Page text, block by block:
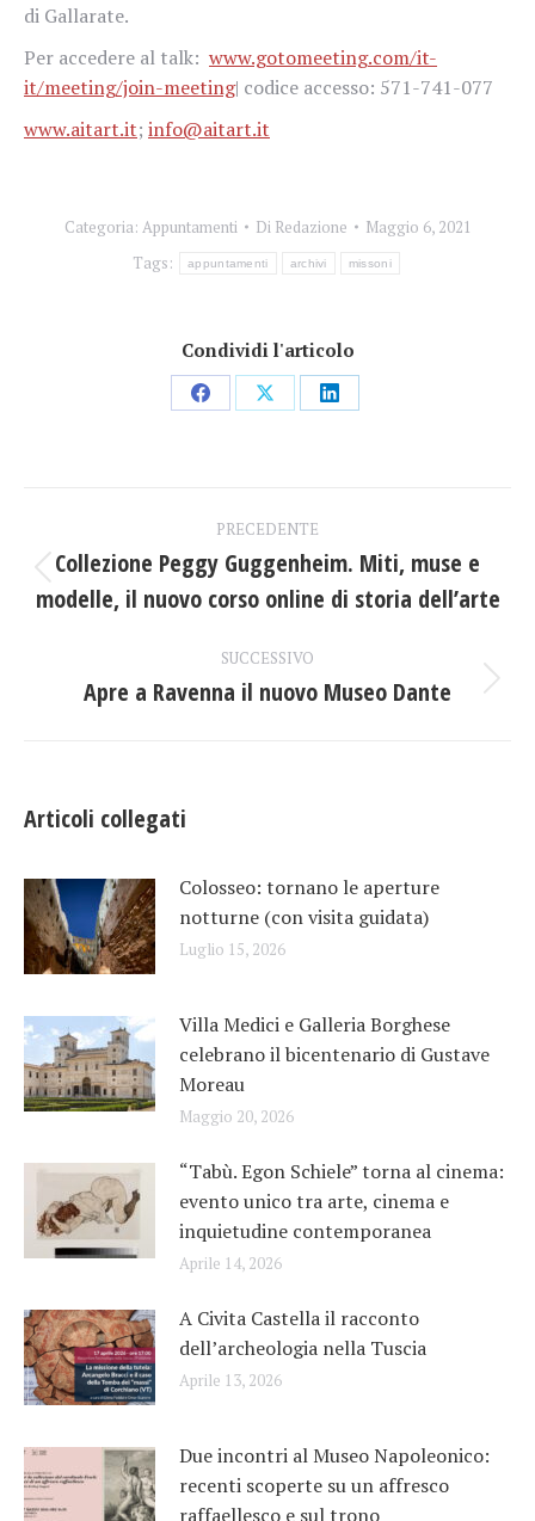
di Gallarate.
Per accedere al talk: www.gotomeeting.com/it-
it/meeting/join-meeting| codice accesso: 571-741-077
www.aitart.it; info@aitart.it
Categoria: Appuntamenti Di Redazione
Maggio 6, 2021
Tags:
appuntamenti archivi missoni
Condividi l'articolo
CondividiCondividiCondividi
tra
post
PRECEDENTE
Post
precedente:
Collezione Peggy Guggenheim. Miti, muse e
modelle, il nuovo corso online di storia dell’arte
SUCCESSIVO
Prossimo
Apre a Ravenna il nuovo Museo Dante
Articoli collegati
Colosseo: tornano le aperture
notturne (con visita guidata)
Luglio 15, 2026
Villa Medici e Galleria Borghese
celebrano il bicentenario di Gustave
Moreau
Maggio 20, 2026
“Tabù. Egon Schiele” torna al cinema:
evento unico tra arte, cinema e
inquietudine contemporanea
Aprile 14, 2026
A Civita Castella il racconto
dell’archeologia nella Tuscia
Aprile 13, 2026
Due incontri al Museo Napoleonico:
recenti scoperte su un affresco
raffaellesco e sul trono